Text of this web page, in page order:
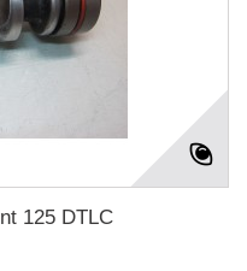
125 DTLC